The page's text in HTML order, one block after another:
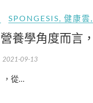
SPONGESIS 健康雲
養學角度而言
2021-09-13
從…